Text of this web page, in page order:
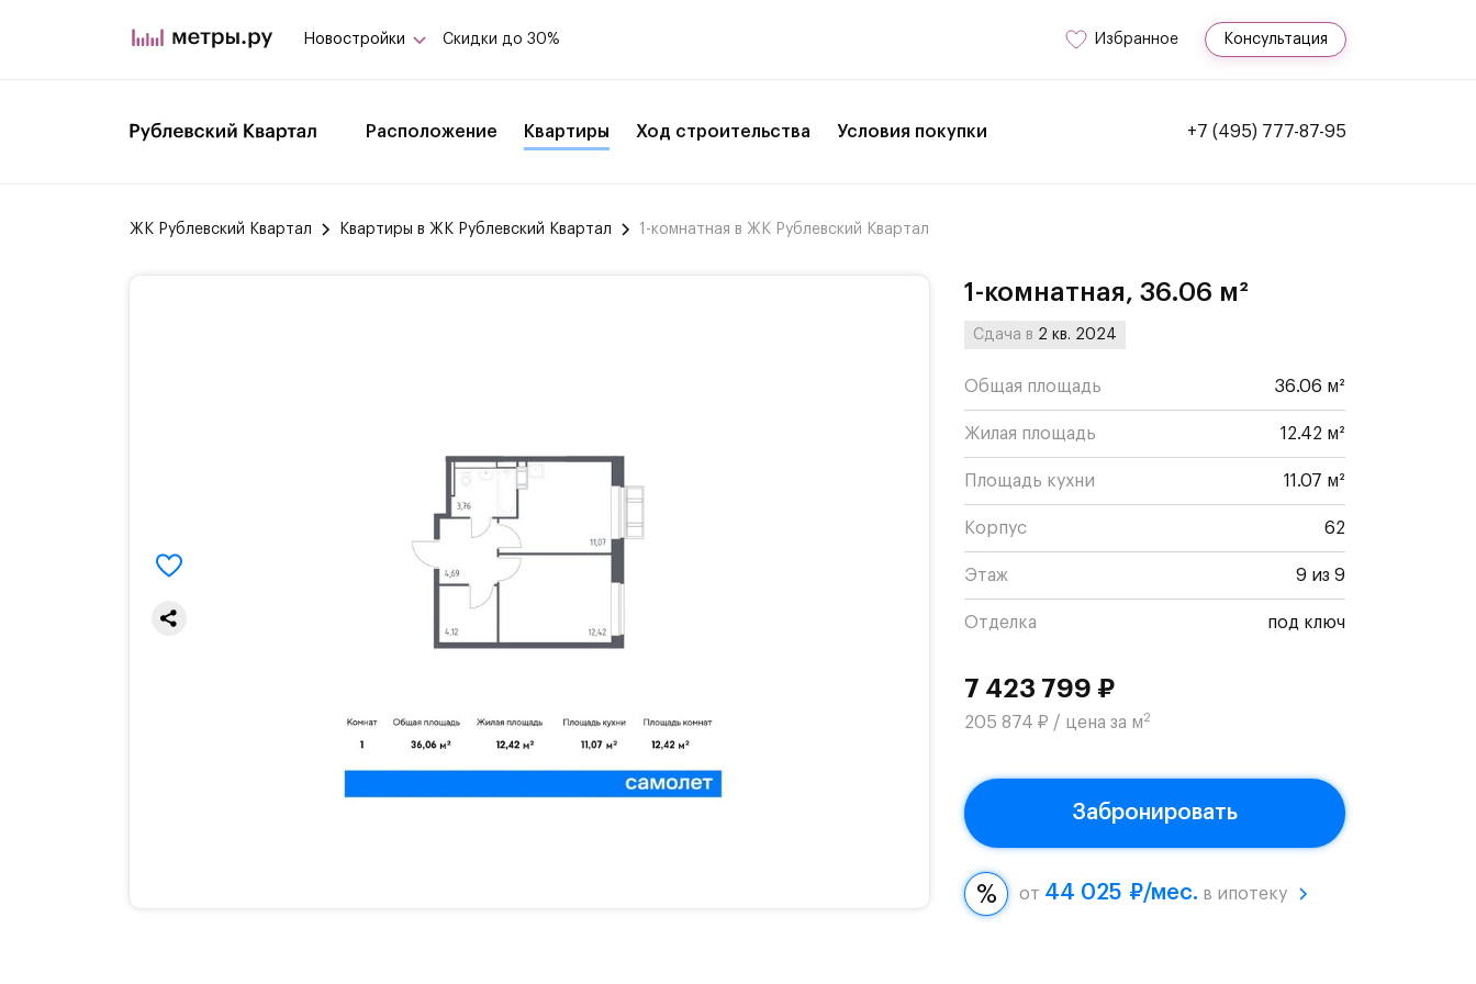
Новостройки Скидки до 30% Избранное Консультация
Расположение Квартиры Ход строительства Условия покупки +7 (495) 777-87-95
ЖК Рублевский Квартал Квартиры в ЖК Рублевский Квартал 1-комнатная в ЖК Рублевский Квартал
1-комнатная, 36.06 м²
Сдача в 2 кв. 2024
Общая площадь 36.06 м²
Жилая площадь 12.42 м²
Площадь кухни 11.07 м²
Корпус 62
Этаж 9 из 9
Отделка под ключ
7 423 799 ₽
205 874 ₽ / цена за м2
Забронировать
от 44 025 ₽/мес. в ипотеку